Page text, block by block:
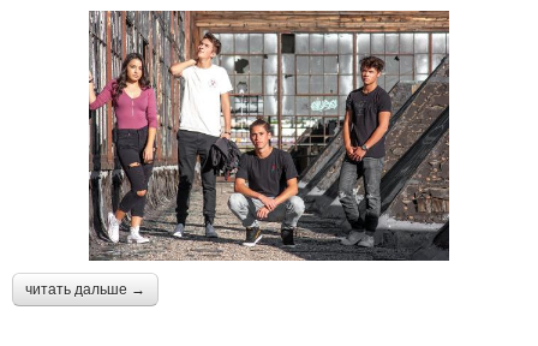
читать дальше →